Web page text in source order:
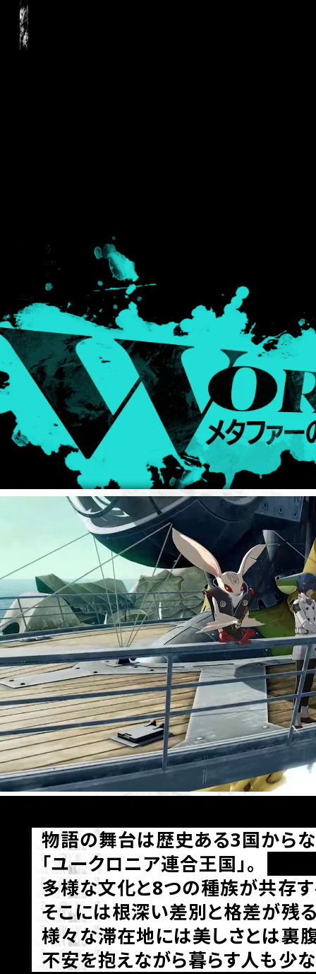
物語の舞台は歴史ある3国から
「ユークロニア連合王国」。
多様な文化と8つの種族が共存
そこには根深い差別と格差が残る
様々な滞在地には美しさとは裏
不安を抱えながら暮らす人も少な